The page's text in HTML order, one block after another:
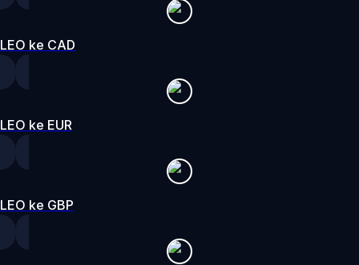
LEO ke CAD
LEO ke EUR
LEO ke GBP